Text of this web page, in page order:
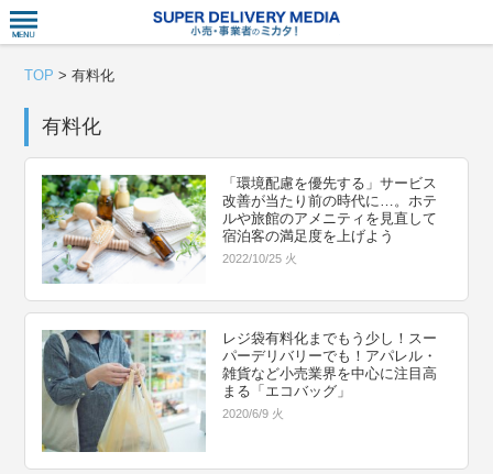
TOP >有料化
有料化
「環境配慮を優先する」サービス
改善が当たり前の時代に…。ホテ
ルや旅館のアメニティを見直して
宿泊客の満足度を上げよう
2022/10/25 火
レジ袋有料化までもう少し！スー
パーデリバリーでも！アパレル・
雑貨など小売業界を中心に注目高
まる「エコバッグ」
2020/6/9 火